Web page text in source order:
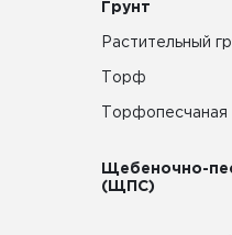
Грунт
Растительный
Торф
Торфопесчаная
Щебеночно-
(ЩПС)